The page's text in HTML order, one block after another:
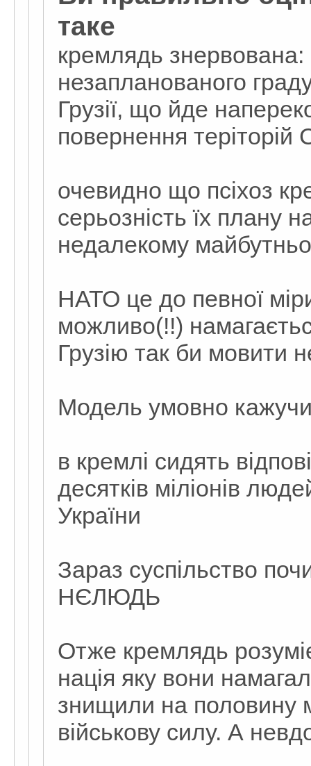
таке
кремлядь
незапланованого
Грузії, що йде
повернення теріторій
очевидно що псіхоз
серьозність їх плану
недалекому
НАТО це до певної
можливо(!!)
Грузію так би мовити
Модель умовно
в кремлі сидять
десятків міліонів
України
Зараз суспільство
НЄЛЮДЬ
Отже кремлядь
нація яку вони
знищили на половину
військову силу. А